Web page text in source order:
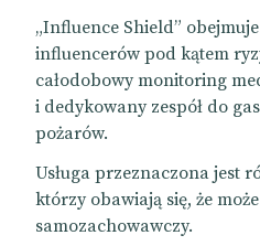
„Influence Shield”
influencerów pod kątem
całodobowy monitoring
i dedykowany zespół do
pożarów.
Usługa przeznaczona jest
którzy obawiają się, że
samozachowawczy.